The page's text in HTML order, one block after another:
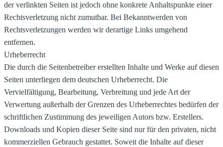
der verlinkten Seiten ist jedoch ohne konkrete Anhaltspunkte einer
Rechtsverletzung nicht zumutbar. Bei Bekanntwerden von
Rechtsverletzungen werden wir derartige Links umgehend
entfernen.
Urheberrecht
Die durch die Seitenbetreiber erstellten Inhalte und Werke auf diesen
Seiten unterliegen dem deutschen Urheberrecht. Die
Vervielfältigung, Bearbeitung, Verbreitung und jede Art der
Verwertung außerhalb der Grenzen des Urheberrechtes bedürfen der
schriftlichen Zustimmung des jeweiligen Autors bzw. Erstellers.
Downloads und Kopien dieser Seite sind nur für den privaten, nicht
kommerziellen Gebrauch gestattet. Soweit die Inhalte auf dieser